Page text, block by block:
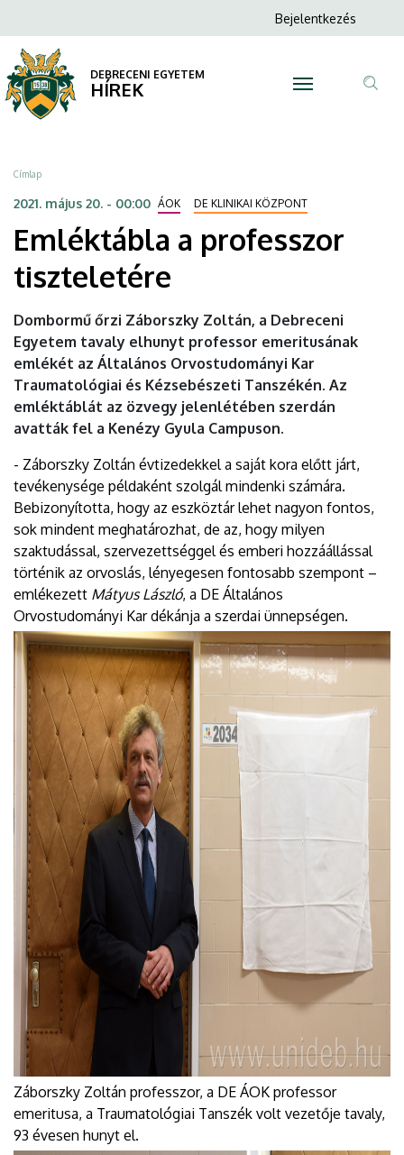
professzor
tiszteletére
DEBRECENI
EGYETEM
a
tartalomra
Anonim
menüje
Bejelentkezés
DEBRECENI EGYETEM
HÍREK
Morzsa
Címlap
2021. május 20. - 00:00 ÁOK DE KLINIKAI KÖZPONT
Emléktábla a professzor
tiszteletére
Dombormű őrzi Záborszky Zoltán, a Debreceni
Egyetem tavaly elhunyt professor emeritusának
emlékét az Általános Orvostudományi Kar
Traumatológiai és Kézsebészeti Tanszékén. Az
emléktáblát az özvegy jelenlétében szerdán
avatták fel a Kenézy Gyula Campuson.
- Záborszky Zoltán évtizedekkel a saját kora előtt járt,
tevékenysége példaként szolgál mindenki számára.
Bebizonyította, hogy az eszköztár lehet nagyon fontos,
sok mindent meghatározhat, de az, hogy milyen
szaktudással, szervezettséggel és emberi hozzáállással
történik az orvoslás, lényegesen fontosabb szempont –
emlékezett Mátyus László, a DE Általános
Orvostudományi Kar dékánja a szerdai ünnepségen.
Záborszky Zoltán professzor, a DE ÁOK professor
emeritusa, a Traumatológiai Tanszék volt vezetője tavaly,
93 évesen hunyt el.